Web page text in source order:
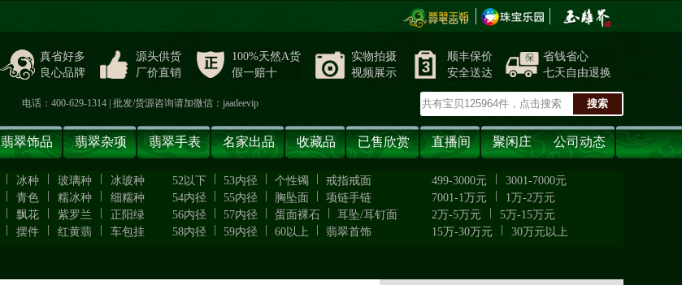
真省好多
良心品牌
源头供货
厂价直销
100%天然A货
假一赔十
实物拍摄
视频展示
顺丰保价
安全送达
省钱省心
七天自由退换
电话：400-629-1314 | 批发/货源咨询请加微信：jaadeevip
翡翠饰品 翡翠杂项 翡翠手表 名家出品 收藏品 已售欣赏 直播间 聚闲庄 公司动态
冰种 玻璃种
冰玻种
青色 糯冰种
细糯种
飘花 紫罗兰
正阳绿
摆件 红黄翡 车包挂
52以下 53内径 个性镯
戒指戒面
54内径
55内径 胸坠面
项链手链
56内径
57内径 蛋面裸石
耳坠/耳钉面
58内径
59内径 60以上 翡翠首饰
499-3000元
3001-7000元
7001-1万元
1万-2万元
2万-5万元
5万-15万元
15万-30万元
30万元以上